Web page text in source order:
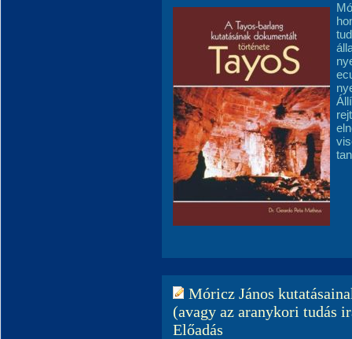
Móricz János
(avagy az aranykori tudás
Előadás